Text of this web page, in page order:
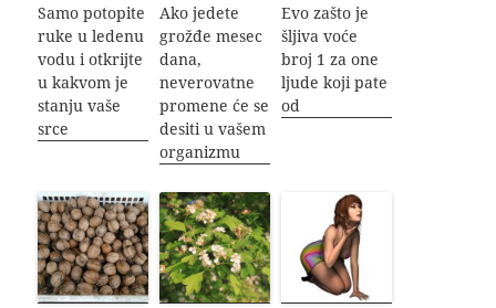
Samo potopite
ruke u ledenu
vodu i otkrijte
u kakvom je
stanju vaše
srce
Ako jedete
grožđe mesec
dana,
neverovatne
promene će se
desiti u vašem
organizmu
Evo zašto je
šljiva voće
broj 1 za one
ljude koji pate
od